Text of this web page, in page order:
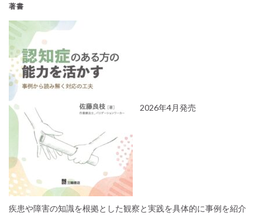
著書
2026年4月発売
疾患や障害の知識を根拠とした観察と実践を具体的に事例を紹介